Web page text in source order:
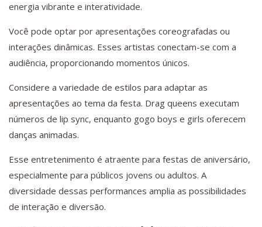
energia vibrante e interatividade.
Você pode optar por apresentações coreografadas ou
interações dinâmicas. Esses artistas conectam-se com a
audiência, proporcionando momentos únicos.
Considere a variedade de estilos para adaptar as
apresentações ao tema da festa. Drag queens executam
números de lip sync, enquanto gogo boys e girls oferecem
danças animadas.
Esse entretenimento é atraente para festas de aniversário,
especialmente para públicos jovens ou adultos. A
diversidade dessas performances amplia as possibilidades
de interação e diversão.